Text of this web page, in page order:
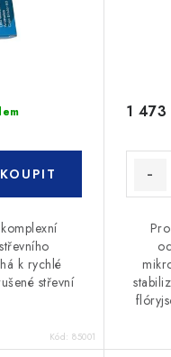
k rychlé
střevní
Kód: 85001
1 473